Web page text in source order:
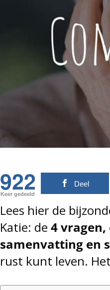
922
Keer gedeeld
Deel
Lees hier de
Katie: de 4 vragen,
samenvatting en
rust kunt leven.